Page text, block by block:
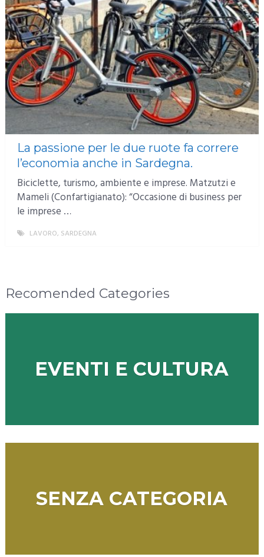
La passione per le due ruote fa correre
l’economia anche in Sardegna.
Biciclette, turismo, ambiente e imprese. Matzutzi e
Mameli (Confartigianato): “Occasione di business per
le imprese …
LAVORO, SARDEGNA
Recomended Categories
EVENTI E CULTURA
SENZA CATEGORIA